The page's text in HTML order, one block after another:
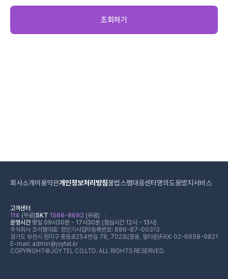
조회하기
회사소개이용약관개인정보처리방침불법스팸대응센터 명의도용방지서비스
고객센터
114 (무료)SKT 1566-8692 (유료)
운영시간평일 09시30분 - 17시30분 (점심시간 12시 - 13시)
주식회사 조이텔대표: 정민기 사업자등록번호: 886-87-00313
경기도 부천시 원미구 중동로254번길 78, 702호(중동, 필타운) FAX: 02-6958-9821
E-mail: admin@joytel.kr
COPYRIGHT©JOYTEL CO.LTD. ALL RIGHTS RESERVED.